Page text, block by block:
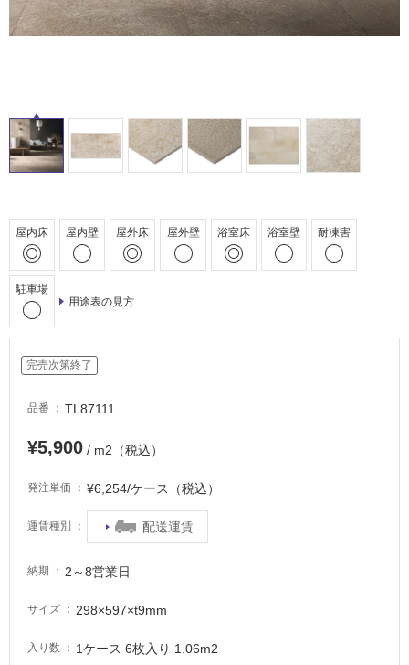
屋内床 屋内壁 屋外床 屋外壁 浴室床 浴室壁 耐凍害
駐車場
用途表の見方
完売次第終了
品番 TL87111
¥5,900 / m2（税込）
発注単価 ¥6,254/ケース（税込）
運賃種別 配送運賃
納期 2～8営業日
サイズ 298×597×t9mm
入り数 1ケース 6枚入り 1.06m2
屋
外
室
床・
駐
非
常
適
て
い
る
適
て
る
意
が
要
し